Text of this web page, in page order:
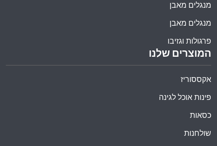
המוצרים שלנו
אקססוריז
פינות אוכל לגינה
כסאות
שולחנות
מנגלים מאבן
מנגלים מאבן
פרגולות וגזיבו